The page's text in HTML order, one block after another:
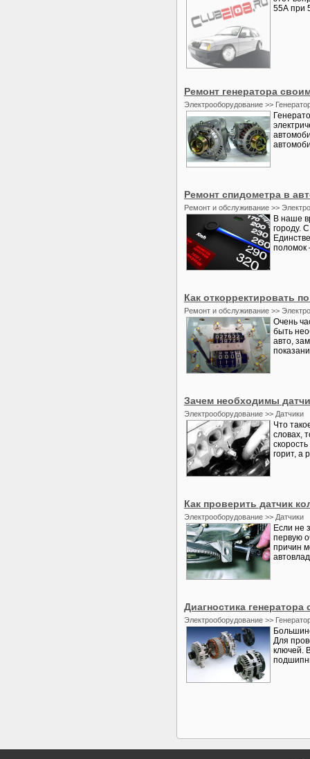
55А при
Ремонт генератора
Электрооборудование >>
Ремонт спидометра в
Ремонт и обслуживание >>
В наше
городу.
поломок
Как откорректировать
Ремонт и обслуживание >>
Очень
быть
авто,
Зачем необходимы
Электрооборудование >> Датчики
Что
словах,
горит, а
Как проверить датчик
Электрооборудование >> Датчики
Если не
первую
причин
Диагностика
Электрооборудование >>
Для
ключей.